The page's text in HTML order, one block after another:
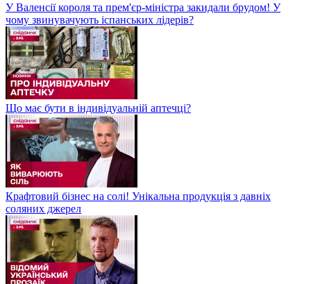
У Валенсії короля та прем'єр-міністра закидали брудом! У
чому звинувачують іспанських лідерів?
Що має бути в індивідуальній аптечці?
Крафтовий бізнес на солі! Унікальна продукція з давніх
соляних джерел